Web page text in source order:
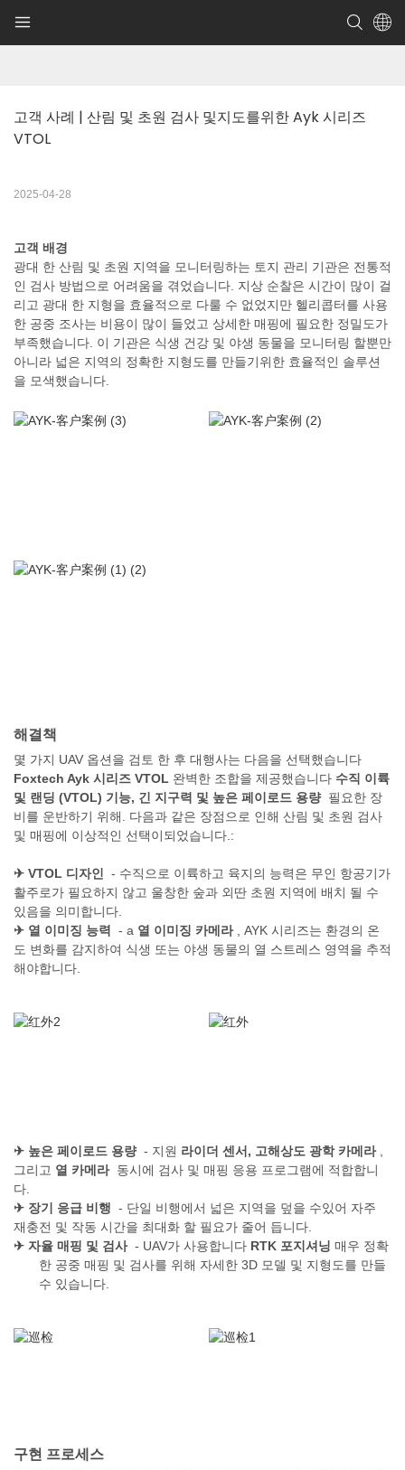
고객 사례 | 산림 및 초원 검사 및지도를위한 Ayk 시리즈
VTOL
2025-04-28
고객 배경
광대 한 산림 및 초원 지역을 모니터링하는 토지 관리 기관은 전통적
인 검사 방법으로 어려움을 겪었습니다. 지상 순찰은 시간이 많이 걸
리고 광대 한 지형을 효율적으로 다룰 수 없었지만 헬리콥터를 사용
한 공중 조사는 비용이 많이 들었고 상세한 매핑에 필요한 정밀도가
부족했습니다. 이 기관은 식생 건강 및 야생 동물을 모니터링 할뿐만
아니라 넓은 지역의 정확한 지형도를 만들기위한 효율적인 솔루션
을 모색했습니다.
해결책
몇 가지 UAV 옵션을 검토 한 후 대행사는 다음을 선택했습니다
Foxtech Ayk 시리즈 VTOL 완벽한 조합을 제공했습니다 수직 이륙
및 랜딩 (VTOL) 기능, 긴 지구력 및 높은 페이로드 용량 필요한 장
비를 운반하기 위해. 다음과 같은 장점으로 인해 산림 및 초원 검사
및 매핑에 이상적인 선택이되었습니다.:
✈ VTOL 디자인 - 수직으로 이륙하고 육지의 능력은 무인 항공기가
활주로가 필요하지 않고 울창한 숲과 외딴 초원 지역에 배치 될 수
있음을 의미합니다.
✈ 열 이미징 능력 - a 열 이미징 카메라 , AYK 시리즈는 환경의 온
도 변화를 감지하여 식생 또는 야생 동물의 열 스트레스 영역을 추적
해야합니다.
✈ 높은 페이로드 용량 - 지원 라이더 센서, 고해상도 광학 카메라
그리고 열 카메라 동시에 검사 및 매핑 응용 프로그램에 적합합니
다.
✈ 장기 응급 비행 - 단일 비행에서 넓은 지역을 덮을 수있어 자주
재충전 및 작동 시간을 최대화 할 필요가 줄어 듭니다.
✈ 자율 매핑 및 검사 - UAV가 사용합니다 RTK 포지셔닝 매우 정확
한 공중 매핑 및 검사를 위해 자세한 3D 모델 및 지형도를 만들
수 있습니다.
구현 프로세스